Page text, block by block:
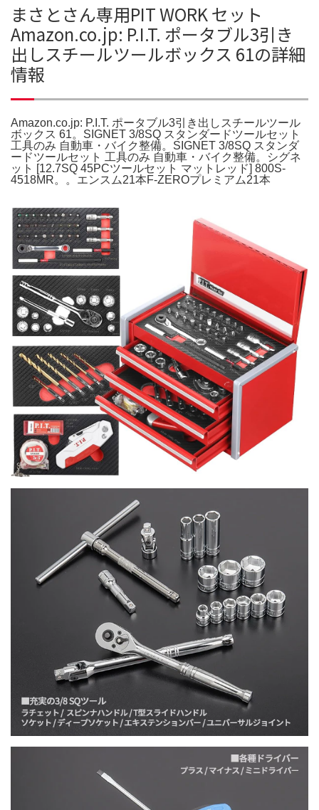
まさとさん専用PIT WORK セット
Amazon.co.jp: P.I.T. ポータブル3引き
出しスチールツールボックス 61の詳細
情報
Amazon.co.jp: P.I.T. ポータブル3引き出しスチールツール
ボックス 61。SIGNET 3/8SQ スタンダードツールセット
工具のみ 自動車・バイク整備。SIGNET 3/8SQ スタンダ
ードツールセット 工具のみ 自動車・バイク整備。シグネ
ット [12.7SQ 45PCツールセット マットレッド] 800S-
4518MR。。エンスム21本F-ZEROプレミアム21本